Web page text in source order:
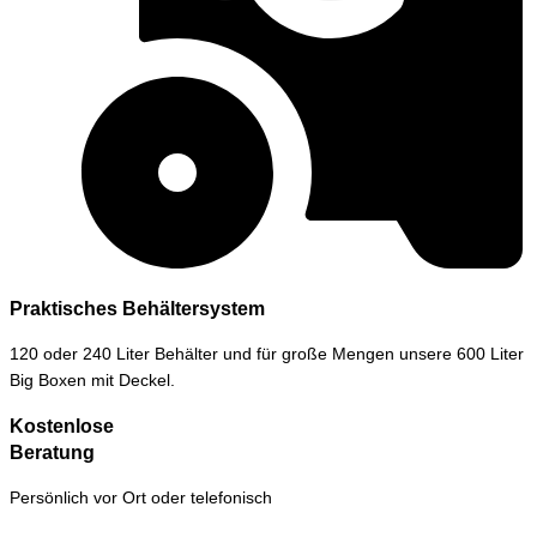
Praktisches Behältersystem
120 oder 240 Liter Behälter und für große Mengen unsere 600 Liter
Big Boxen mit Deckel.
Kostenlose
Beratung
Persönlich vor Ort oder telefonisch